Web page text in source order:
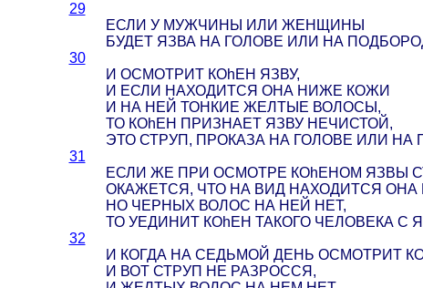
29
ЕСЛИ У МУЖЧИНЫ ИЛИ ЖЕНЩИНЫ
БУДЕТ ЯЗВА НА ГОЛОВЕ ИЛИ НА
30
И ОСМОТРИТ КОhЕН ЯЗВУ,
И ЕСЛИ НАХОДИТСЯ ОНА НИЖЕ КОЖИ
И НА НЕЙ ТОНКИЕ ЖЕЛТЫЕ ВОЛОСЫ,
ТО КОhЕН ПРИЗНАЕТ ЯЗВУ НЕЧИСТОЙ,
ЭТО СТРУП, ПРОКАЗА НА ГОЛОВЕ ИЛИ НА
31
ЕСЛИ ЖЕ ПРИ ОСМОТРЕ КОhЕНОМ ЯЗВЫ
ОКАЖЕТСЯ, ЧТО НА ВИД НАХОДИТСЯ
НО ЧЕРНЫХ ВОЛОС НА НЕЙ НЕТ,
ТО УЕДИНИТ КОhЕН ТАКОГО ЧЕЛОВЕКА
32
И КОГДА НА СЕДЬМОЙ ДЕНЬ ОСМОТРИТ
И ВОТ СТРУП НЕ РАЗРОССЯ,